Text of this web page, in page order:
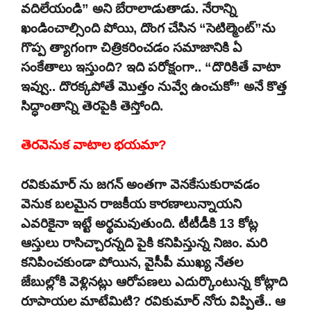
వదిలేయండి” అని బేరాలాడుతాడు. నేరాన్ని
ఖండించాల్సింది పోయి, దొంగ చేసిన “సెటిల్మెంట్”ను
గొప్ప త్యాగంగా చిత్రికరించడం సమాజానికి ఏ
సంకేతాలు ఇస్తుంది? ఇది పరోక్షంగా.. “దొరికితే వాటా
ఇవ్వు.. దొరక్కపోతే మొత్తం నువ్వే ఉంచుకో” అనే కొత్త
సిద్ధాంతాన్ని తెరపైకి తెస్తోంది.
తెరవెనుక వాటాల భయమా?
రవికుమార్ ను జగన్ అంతగా వెనకేసుకురావడం
వెనుక బలమైన రాజకీయ కారణాలున్నాయని
ఎవరికైనా ఇట్టే అర్థమవుతుంది. టీటీడీకి 13 కోట్ల
ఆస్తులు రాసిచ్చారన్నది పైకి కనిపిస్తున్న నిజం. మరి
కనిపించకుండా పోయిన, వైసీపీ ముఖ్య నేతల
జేబుల్లోకి వెళ్లినట్లు ఆరోపణలు ఎదుర్కొంటున్న కోట్లాది
రూపాయల మాటేమిటి? రవికుమార్ నోరు విప్పితే.. ఆ